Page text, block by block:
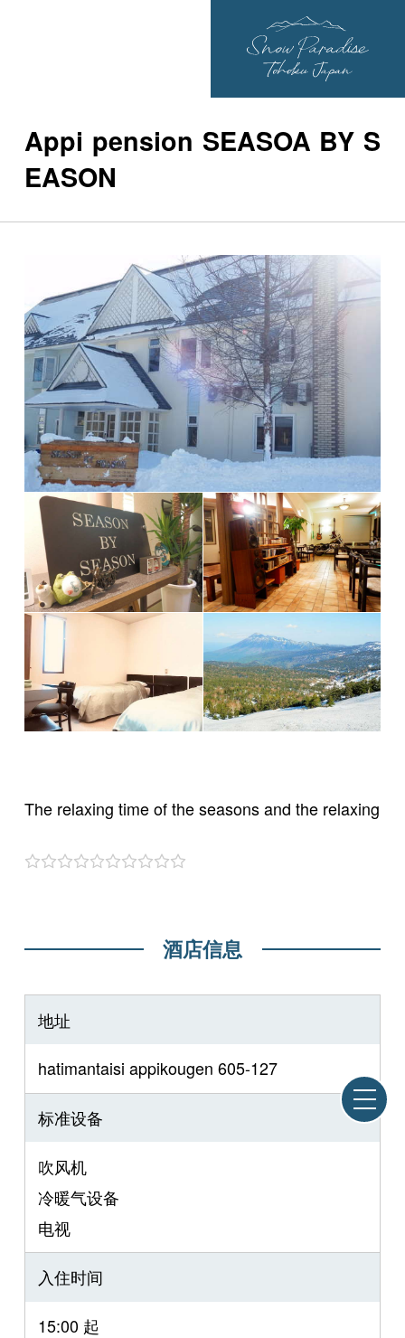
Appi pension SEASOA BY S
EASON
The relaxing time of the seasons and the relaxing
酒店信息
地址
hatimantaisi appikougen 605-127
标准设备
吹风机
冷暖气设备
电视
入住时间
15:00 起